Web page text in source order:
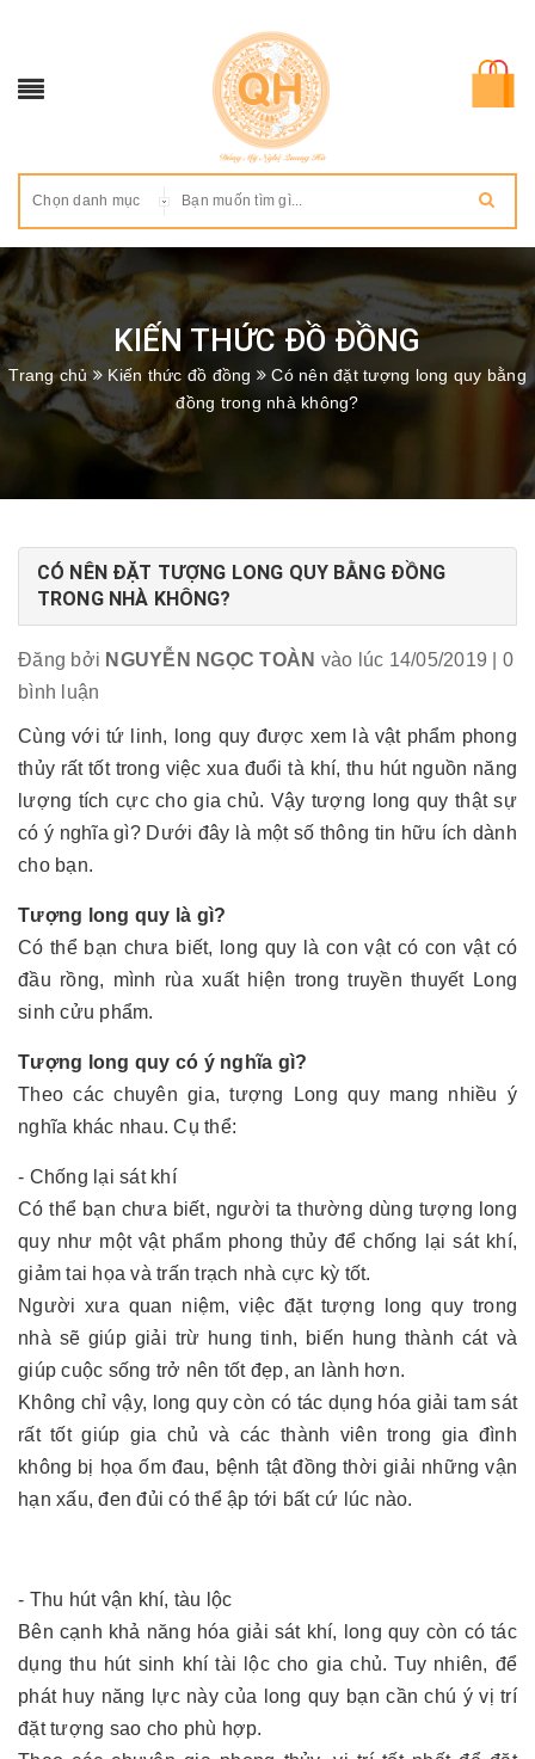
Chọn danh mục
KIẾN THỨC ĐỒ ĐỒNG
Trang chủ Kiến thức đồ đồng
Có nên đặt tượng long quy bằng
đồng trong nhà không?
CÓ NÊN ĐẶT TƯỢNG LONG QUY BẰNG ĐỒNG
TRONG NHÀ KHÔNG?
Đăng bởi NGUYỄN NGỌC TOÀN vào lúc 14/05/2019 | 0
bình luận
Cùng với tứ linh, long quy được xem là vật phẩm phong
thủy rất tốt trong việc xua đuổi tà khí, thu hút nguồn năng
lượng tích cực cho gia chủ. Vậy tượng long quy thật sự
có ý nghĩa gì? Dưới đây là một số thông tin hữu ích dành
cho bạn.
Tượng long quy là gì?
Có thể bạn chưa biết, long quy là con vật có con vật có
đầu rồng, mình rùa xuất hiện trong truyền thuyết Long
sinh cửu phẩm.
Tượng long quy có ý nghĩa gì?
Theo các chuyên gia, tượng Long quy mang nhiều ý
nghĩa khác nhau. Cụ thể:
- Chống lại sát khí
Có thể bạn chưa biết, người ta thường dùng tượng long
quy như một vật phẩm phong thủy để chống lại sát khí,
giảm tai họa và trấn trạch nhà cực kỳ tốt.
Người xưa quan niệm, việc đặt tượng long quy trong
nhà sẽ giúp giải trừ hung tinh, biến hung thành cát và
giúp cuộc sống trở nên tốt đẹp, an lành hơn.
Không chỉ vậy, long quy còn có tác dụng hóa giải tam sát
rất tốt giúp gia chủ và các thành viên trong gia đình
không bị họa ốm đau, bệnh tật đồng thời giải những vận
hạn xấu, đen đủi có thể ập tới bất cứ lúc nào.
- Thu hút vận khí, tàu lộc
Bên cạnh khả năng hóa giải sát khí, long quy còn có tác
dụng thu hút sinh khí tài lộc cho gia chủ. Tuy nhiên, để
phát huy năng lực này của long quy bạn cần chú ý vị trí
đặt tượng sao cho phù hợp.